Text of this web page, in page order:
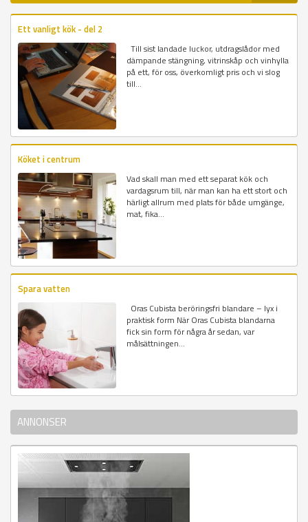
Ett vanligt kök - del 2
Till sist landade luckor, utdragslådor med
dämpande stängning, vitrinskåp och vinhylla
på ett, för oss, överkomligt pris och vi slog
till...
Köket i centrum
Vad skall man med ett separat kök och
vardagsrum till, när man kan ha ett stort och
härligt allrum med plats för både umgänge,
mat, fika...
Spara vatten
Oras Cubista beröringsfri blandare – lyx i
praktisk form När Oras Cubista blandarna
fick sin form för några år sedan, var
målsättningen...
ANNONSER